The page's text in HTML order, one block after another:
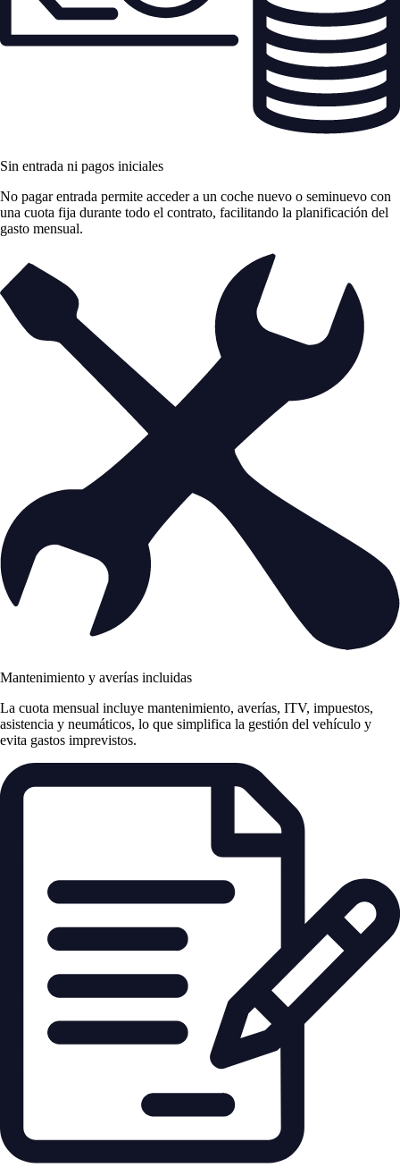
Sin entrada ni pagos iniciales
No pagar entrada permite acceder a un coche nuevo o seminuevo con
una cuota fija durante todo el contrato, facilitando la planificación del
gasto mensual.
Mantenimiento y averías incluidas
La cuota mensual incluye mantenimiento, averías, ITV, impuestos,
asistencia y neumáticos, lo que simplifica la gestión del vehículo y
evita gastos imprevistos.